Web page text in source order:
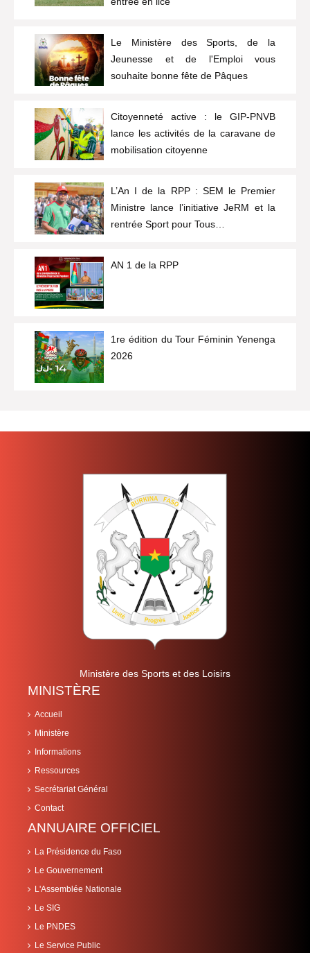
Le Ministère des Sports, de la
Jeunesse et de l'Emploi vous
souhaite bonne fête de Pâques
Citoyenneté active : le GIP-PNVB
lance les activités de la caravane de
mobilisation citoyenne
L’An I de la RPP : SEM le Premier
Ministre lance l’initiative JeRM et la
rentrée Sport pour Tous…
AN 1 de la RPP
1re édition du Tour Féminin Yenenga
2026
Ministère des Sports et des Loisirs
MINISTÈRE
Accueil
Ministère
Informations
Ressources
Secrétariat Général
Contact
ANNUAIRE OFFICIEL
La Présidence du Faso
Le Gouvernement
L'Assemblée Nationale
Le SIG
Le PNDES
Le Service Public